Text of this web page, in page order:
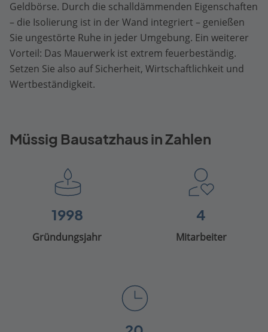
Geldbörse. Durch die schalldämmenden Eigenschaften
– die Isolierung ist in der Wand integriert – genießen
Sie ungestörte Ruhe in jeder Umgebung. Ein weiterer
Vorteil: Das Mauerwerk ist extrem feuerbeständig.
Setzen Sie also auf Sicherheit, Wirtschaftlichkeit und
Wertbeständigkeit.
Müssig Bausatzhaus in Zahlen
1998
Gründungsjahr
4
Mitarbeiter